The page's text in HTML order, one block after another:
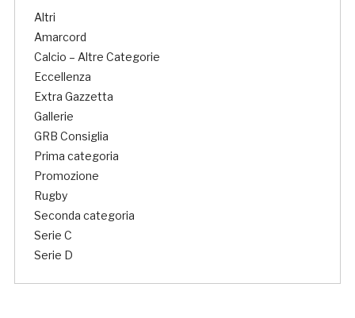
Altri
Amarcord
Calcio – Altre Categorie
Eccellenza
Extra Gazzetta
Gallerie
GRB Consiglia
Prima categoria
Promozione
Rugby
Seconda categoria
Serie C
Serie D